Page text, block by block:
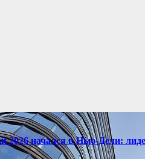
2026 начался в Нью‑Дели: